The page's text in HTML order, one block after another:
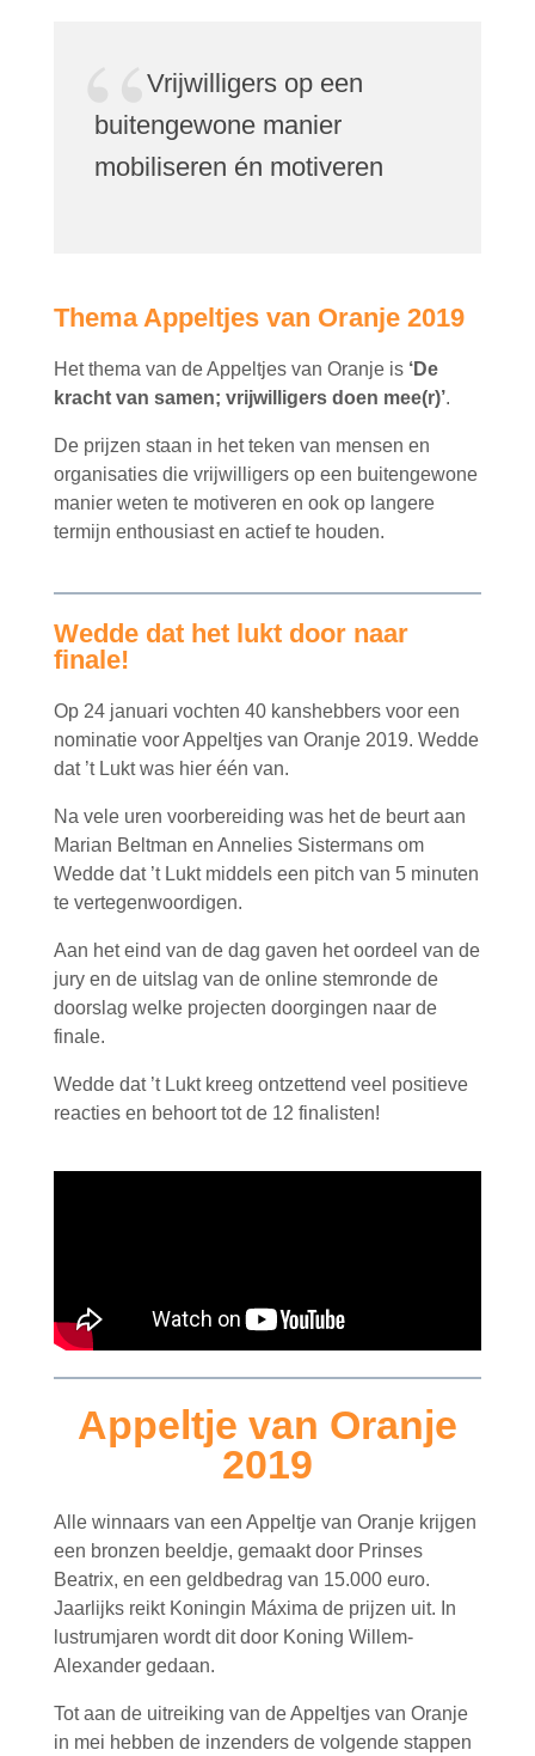
Vrijwilligers op een
buitengewone manier
mobiliseren én motiveren
Thema Appeltjes van Oranje 2019
Het thema van de Appeltjes van Oranje is ‘De
kracht van samen; vrijwilligers doen mee(r)’.
De prijzen staan in het teken van mensen en
organisaties die vrijwilligers op een buitengewone
manier weten te motiveren en ook op langere
termijn enthousiast en actief te houden.
Wedde dat het lukt door naar
finale!
Op 24 januari vochten 40 kanshebbers voor een
nominatie voor Appeltjes van Oranje 2019. Wedde
dat ’t Lukt was hier één van.
Na vele uren voorbereiding was het de beurt aan
Marian Beltman en Annelies Sistermans om
Wedde dat ’t Lukt middels een pitch van 5 minuten
te vertegenwoordigen.
Aan het eind van de dag gaven het oordeel van de
jury en de uitslag van de online stemronde de
doorslag welke projecten doorgingen naar de
finale.
Wedde dat ’t Lukt kreeg ontzettend veel positieve
reacties en behoort tot de 12 finalisten!
Appeltje van Oranje
2019
Alle winnaars van een Appeltje van Oranje krijgen
een bronzen beeldje, gemaakt door Prinses
Beatrix, en een geldbedrag van 15.000 euro.
Jaarlijks reikt Koningin Máxima de prijzen uit. In
lustrumjaren wordt dit door Koning Willem-
Alexander gedaan.
Tot aan de uitreiking van de Appeltjes van Oranje
in mei hebben de inzenders de volgende stappen